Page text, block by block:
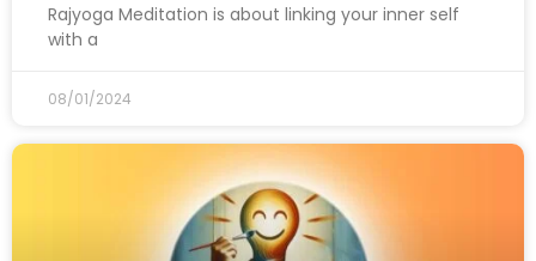
Rajyoga Meditation is about linking your inner self
with a
08/01/2024